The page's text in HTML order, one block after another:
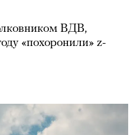
ВДВ,
«похоронили» z-